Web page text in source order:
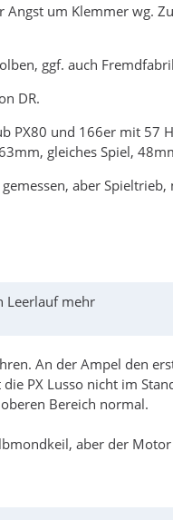
um Klemmer wg.
ggf. auch
DR.
PX80 und 166er mit 57
gleiches Spiel,
aber
Leerlauf mehr
An der Ampel den
PX Lusso nicht im
Bereich normal.
aber der